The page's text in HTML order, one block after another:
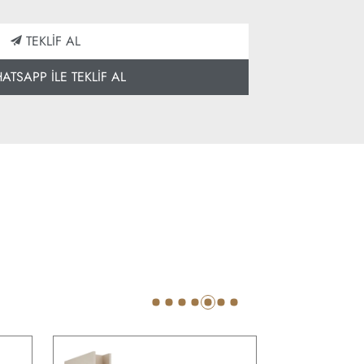
TEKLİF AL
İLE TEKLİF AL